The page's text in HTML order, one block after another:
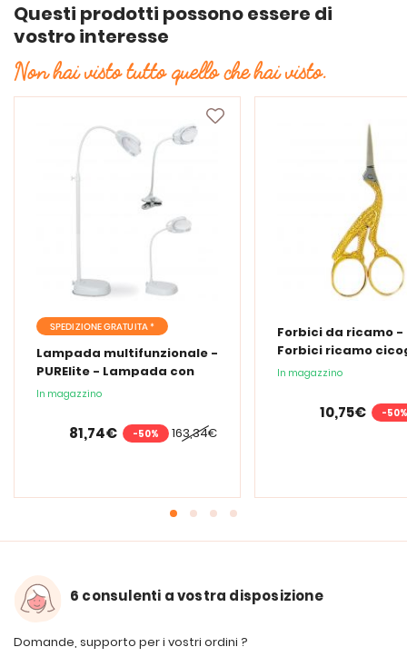
Questi prodotti possono essere di
vostro interesse
Non hai visto tutto quello che hai visto.
SPEDIZIONE GRATUITA *
Lampada multifunzionale -
PURElite - Lampada con
lente d'ingrandimento
In magazzino
163,34€
81,74€ -50%
Forbici da ricamo -
Forbici ricamo
In magazzino
10,75€ -50%
6 consulenti a vostra disposizione
Domande, supporto per i vostri ordini ?